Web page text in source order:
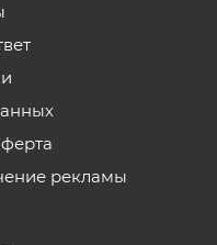
рекламы